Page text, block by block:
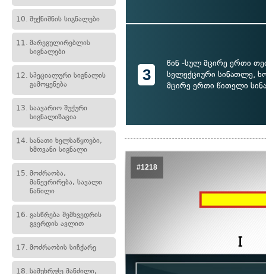
10. შუქნიშნის სიგნალები
11. მარეგულირებლის
სიგნალები
12. სპეციალური სიგნალის
გამოყენება
13. საავარიო შუქური
სიგნალიზაცია
14. სანათი ხელსაწყოები,
ხმოვანი სიგნალი
15. მოძრაობა,
მანევრირება, სავალი
ნაწილი
16. გასწრება შემხვედრის
გვერდის ავლით
17. მოძრაობის სიჩქარე
18. სამუხრუჭე მანძილი,
3
წინ -სულ მცირე ერთი
სელექციური სინათლე,
მცირე ერთი წითელი
#1218